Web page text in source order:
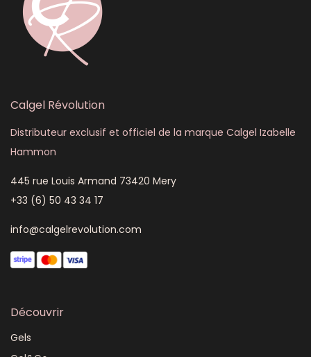
Calgel Révolution
Distributeur exclusif et officiel de la marque Calgel Izabelle
Hammon
445 rue Louis Armand 73420 Mery
+33 (6) 50 43 34 17
info@calgelrevolution.com
Découvrir
Gels